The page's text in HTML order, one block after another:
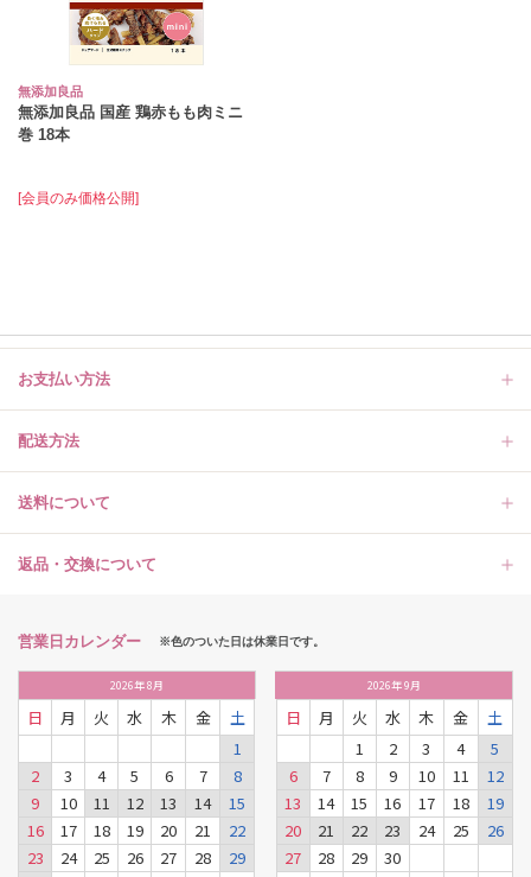
無添加良品
無添加良品 国産 鶏赤もも肉ミニ
巻 18本
[会員のみ価格公開]
お支払い方法
配送方法
送料について
返品・交換について
営業日カレンダー ※色のついた日は休業日です。
2026年8月
日 月 火 水 木 金
土
1
2
3 4 5 6 7
8
9
10 11 12 13 14
15
16
17 18 19 20 21
22
23
24 25 26 27 28
29
2026年9月
日 月 火 水 木 金
土
1
2 3 4
5
6
7 8 9 10 11
12
13
14 15 16 17 18
19
20
21 22 23 24 25
26
27
28 29 30